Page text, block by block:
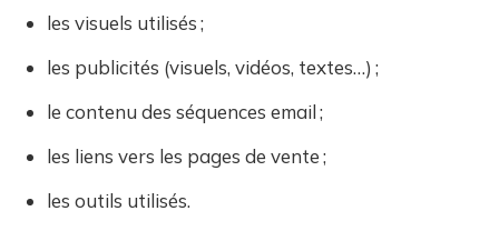
les visuels utilisés ;
les publicités (visuels, vidéos, textes…) ;
le contenu des séquences email ;
les liens vers les pages de vente ;
les outils utilisés.